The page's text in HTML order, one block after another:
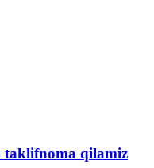
taklifnoma qilamiz